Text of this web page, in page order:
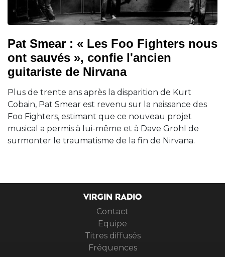
Pat Smear : « Les Foo Fighters nous
ont sauvés », confie l'ancien
guitariste de Nirvana
Plus de trente ans après la disparition de Kurt
Cobain, Pat Smear est revenu sur la naissance des
Foo Fighters, estimant que ce nouveau projet
musical a permis à lui-même et à Dave Grohl de
surmonter le traumatisme de la fin de Nirvana.
VIRGIN RADIO
Contact
Equipe
Titres diffusés
Fréquences